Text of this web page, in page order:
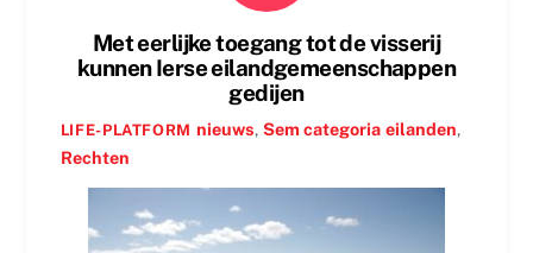
Met eerlijke toegang tot de visserij
kunnen Ierse eilandgemeenschappen
gedijen
LIFE-PLATFORM nieuws,Sem categoria eilanden,
Rechten